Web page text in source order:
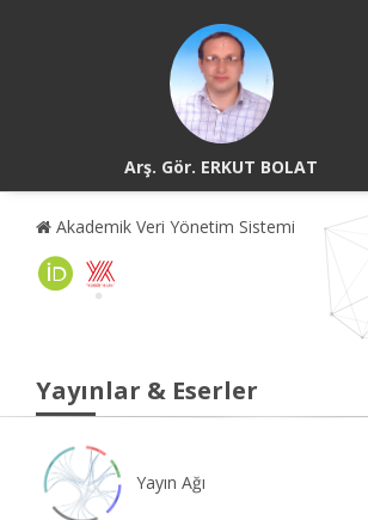
Arş. Gör. ERKUT BOLAT
Akademik Veri Yönetim Sistemi
Yayınlar & Eserler
Yayın Ağı